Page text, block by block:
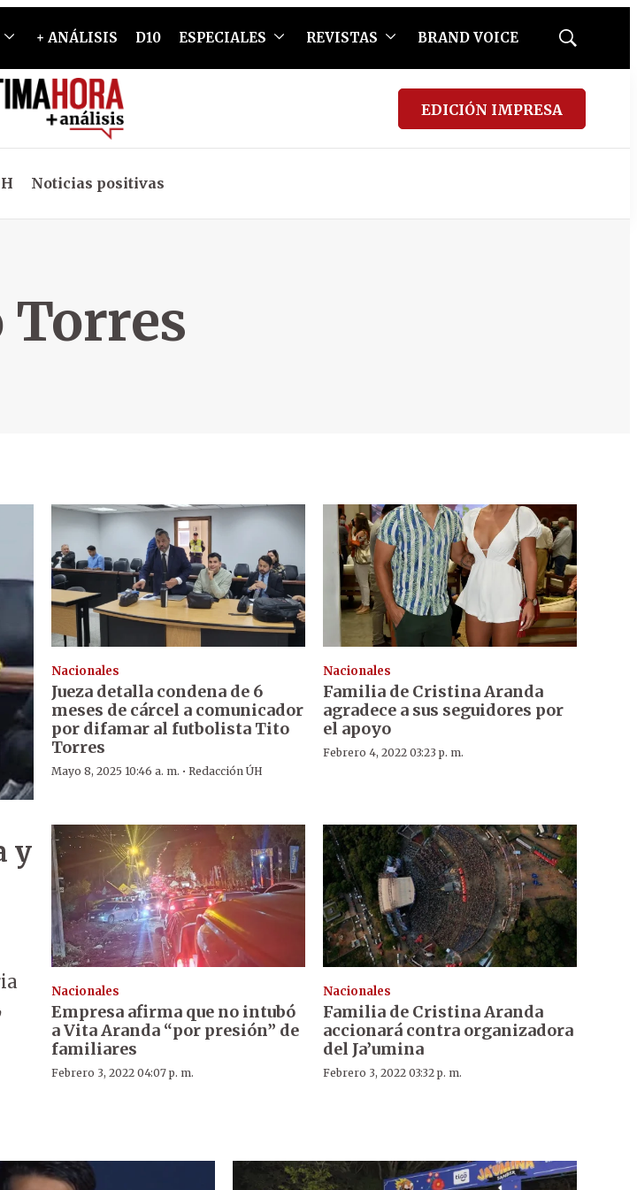
+ ANÁLISIS D10 ESPECIALES REVISTAS BRAND VOICE
Mostrar
EDICIÓN IMPRESA
Noticias positivas
y
Nacionales
Jueza detalla condena de 6
meses de cárcel a comunicador
por difamar al futbolista Tito
Torres
Mayo 8, 2025 10:46 a. m. · Redacción ÚH
Nacionales
Familia de Cristina Aranda
agradece a sus seguidores por
el apoyo
Febrero 4, 2022 03:23 p. m.
Nacionales
Empresa afirma que no intubó
a Vita Aranda “por presión” de
familiares
Febrero 3, 2022 04:07 p. m.
Nacionales
Familia de Cristina Aranda
accionará contra organizadora
del Ja’umina
Febrero 3, 2022 03:32 p. m.